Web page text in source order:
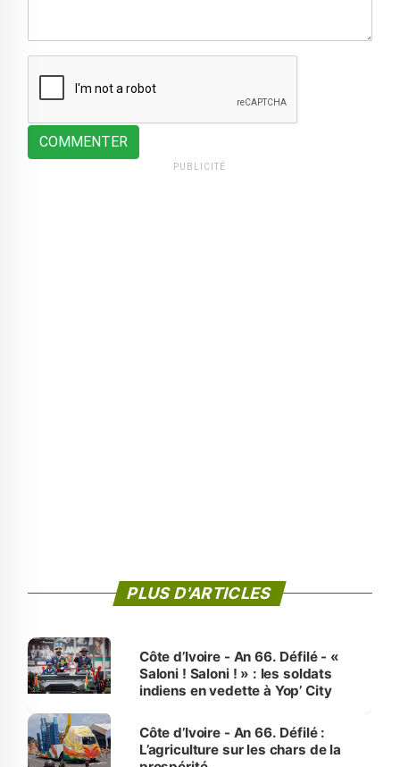
COMMENTER
PUBLICITÉ
PLUS D'ARTICLES
Côte d’Ivoire - An 66. Défilé - «
Saloni ! Saloni ! » : les soldats
indiens en vedette à Yop’ City
Côte d’Ivoire - An 66. Défilé :
L’agriculture sur les chars de la